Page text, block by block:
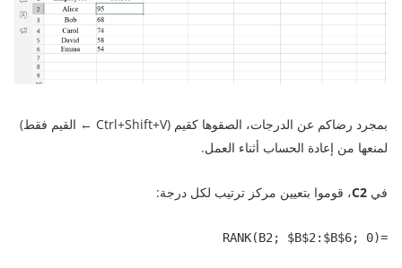
بمجرد رضاكم عن الدرجات، الصقوها كقيم (Ctrl+Shift+V ← القيم فقط)
لمنعها من إعادة الحساب أثناء العمل.
في C2، قوموا بتعيين مركز ترتيب لكل درجة:
=RANK(B2; $B$2:$B$6; 0)